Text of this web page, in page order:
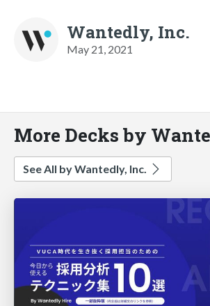
Wantedly, Inc.
May 21, 2021
More Decks by
See All by Wantedly, Inc.